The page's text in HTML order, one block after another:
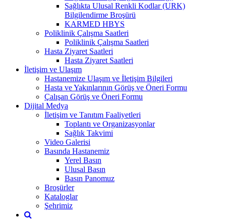
Sağlıkta Ulusal Renkli Kodlar (URK)
Bilgilendirme Broşürü
KARMED HBYS
Poliklinik Çalışma Saatleri
Poliklinik Çalışma Saatleri
Hasta Ziyaret Saatleri
Hasta Ziyaret Saatleri
İletişim ve Ulaşım
Hastanemize Ulaşım ve İletişim Bilgileri
Hasta ve Yakınlarının Görüş ve Öneri Formu
Çalışan Görüş ve Öneri Formu
Dijital Medya
İletişim ve Tanıtım Faaliyetleri
Toplantı ve Organizasyonlar
Sağlık Takvimi
Video Galerisi
Basında Hastanemiz
Yerel Basın
Ulusal Basın
Basın Panomuz
Broşürler
Kataloglar
Şehrimiz